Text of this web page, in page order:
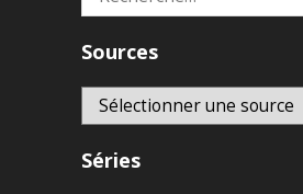
Sources
Séries